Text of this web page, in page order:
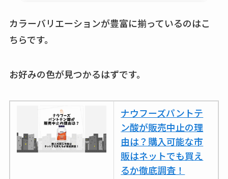
は？おすすめや効果
カラーバリエーションが豊富に揃っているのはこ
ちらです。
お好みの色が見つかるはずです。
ナウフーズパントテ
ン酸が販売中止の理
由は？購入可能な市
販はネットでも買え
るか徹底調査！